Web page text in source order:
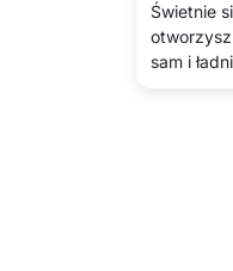
Świetnie
sam i